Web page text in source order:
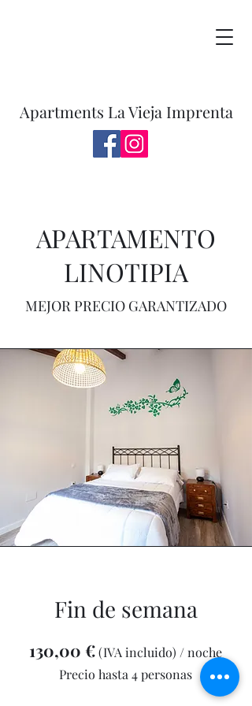
Apartments La Vieja Imprenta
APARTAMENTO
LINOTIPIA
MEJOR PRECIO GARANTIZADO
Fin de semana
130,00 €(IVA incluido) / noche
Precio hasta 4 personas